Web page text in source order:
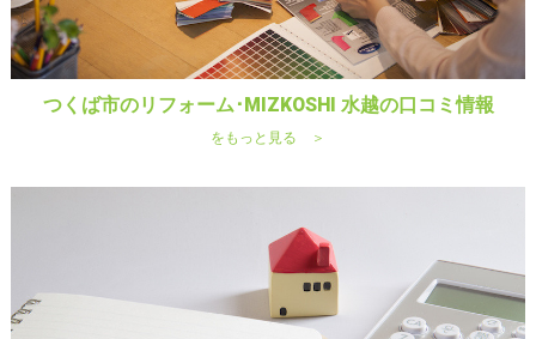
つくば市のリフォーム･MIZKOSHI 水越の口コミ情報
をもっと見る ＞